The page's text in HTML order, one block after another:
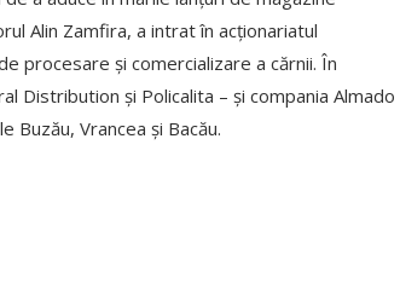
Alin Zamfira, a intrat în acționariatul
procesare și comercializare a cărnii. În
Distribution și Policalita – și compania Almado
Vrancea și Bacău.